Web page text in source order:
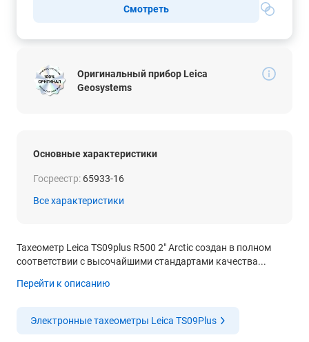
Смотреть
Оригинальный прибор Leica
Geosystems
Основные характеристики
Госреестр: 65933-16
Все характеристики
Тахеометр Leica TS09plus R500 2" Arctic создан в полном
соответствии с высочайшими стандартами качества...
Перейти к описанию
Электронные тахеометры Leica TS09Plus